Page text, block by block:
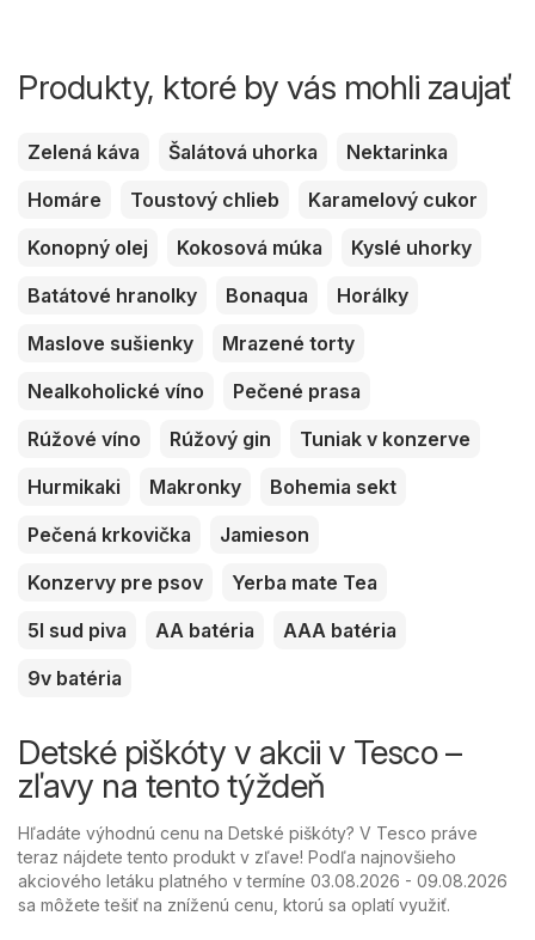
Produkty, ktoré by vás mohli zaujať
Zelená káva Šalátová uhorka
Nektarinka
Homáre
Toustový chlieb
Karamelový cukor
Konopný olej
Kokosová múka
Kyslé uhorky
Batátové hranolky
Bonaqua
Horálky
Maslove sušienky
Mrazené torty
Nealkoholické víno
Pečené prasa
Rúžové víno
Rúžový gin
Tuniak v konzerve
Hurmikaki
Makronky
Bohemia sekt
Pečená krkovička
Jamieson
Konzervy pre psov
Yerba mate Tea
5l sud piva
AA batéria
AAA batéria
9v batéria
Detské piškóty v akcii v Tesco –
zľavy na tento týždeň
Hľadáte výhodnú cenu na Detské piškóty? V Tesco práve
teraz nájdete tento produkt v zľave! Podľa najnovšieho
akciového letáku platného v termíne 03.08.2026 - 09.08.2026
sa môžete tešiť na zníženú cenu, ktorú sa oplatí využiť.